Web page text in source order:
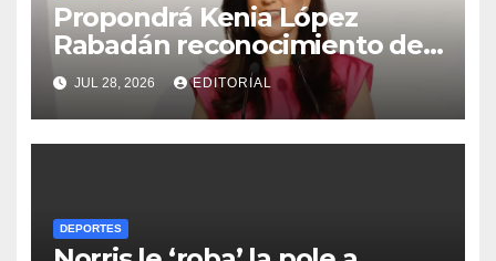
Propondrá Kenia López
Rabadán reconocimiento del
Congreso mexicano al ciclista
Isaac del Toro
JUL 28, 2026 EDITORIAL
DEPORTES